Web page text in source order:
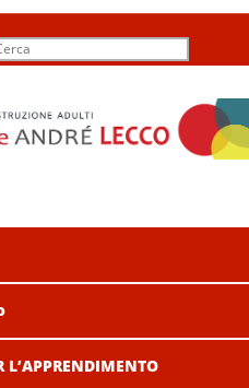
L’APPRENDIMENTO